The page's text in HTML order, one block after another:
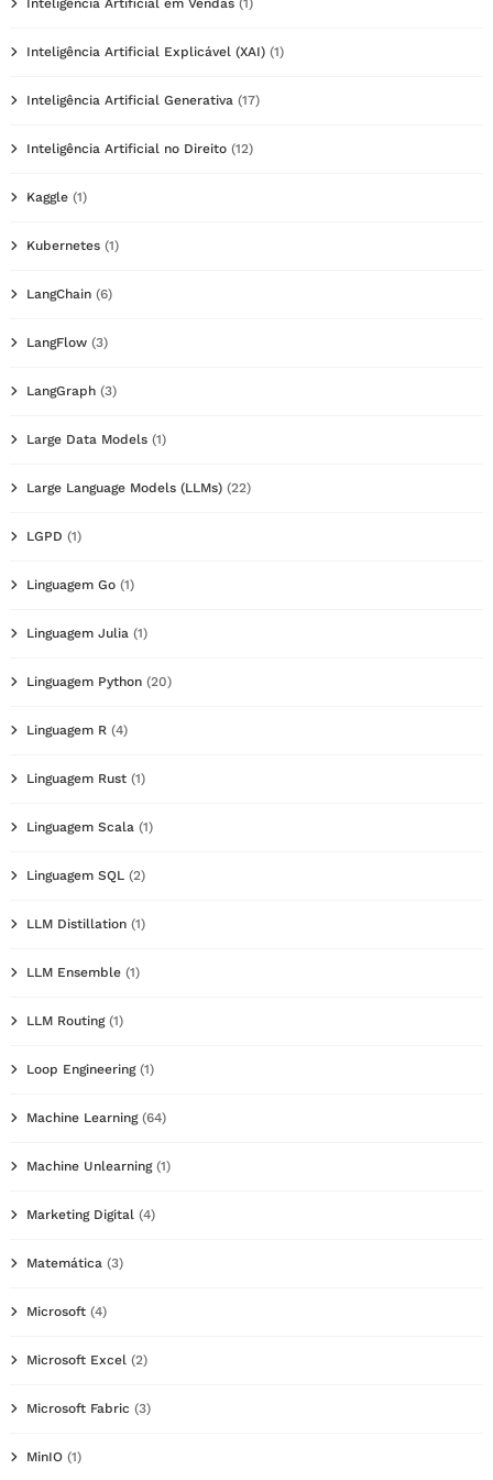
Inteligência Artificial em Vendas (1)
Inteligência Artificial Explicável (XAI) (1)
Inteligência Artificial Generativa (17)
Inteligência Artificial no Direito (12)
Kaggle (1)
Kubernetes (1)
LangChain (6)
LangFlow (3)
LangGraph (3)
Large Data Models (1)
Large Language Models (LLMs) (22)
LGPD (1)
Linguagem Go (1)
Linguagem Julia (1)
Linguagem Python (20)
Linguagem R (4)
Linguagem Rust (1)
Linguagem Scala (1)
Linguagem SQL (2)
LLM Distillation (1)
LLM Ensemble (1)
LLM Routing(1)
Loop Engineering(1)
Machine Learning(64)
Machine Unlearning(1)
Marketing Digital (4)
Matemática (3)
Microsoft (4)
Microsoft Excel (2)
Microsoft Fabric (3)
MinIO (1)